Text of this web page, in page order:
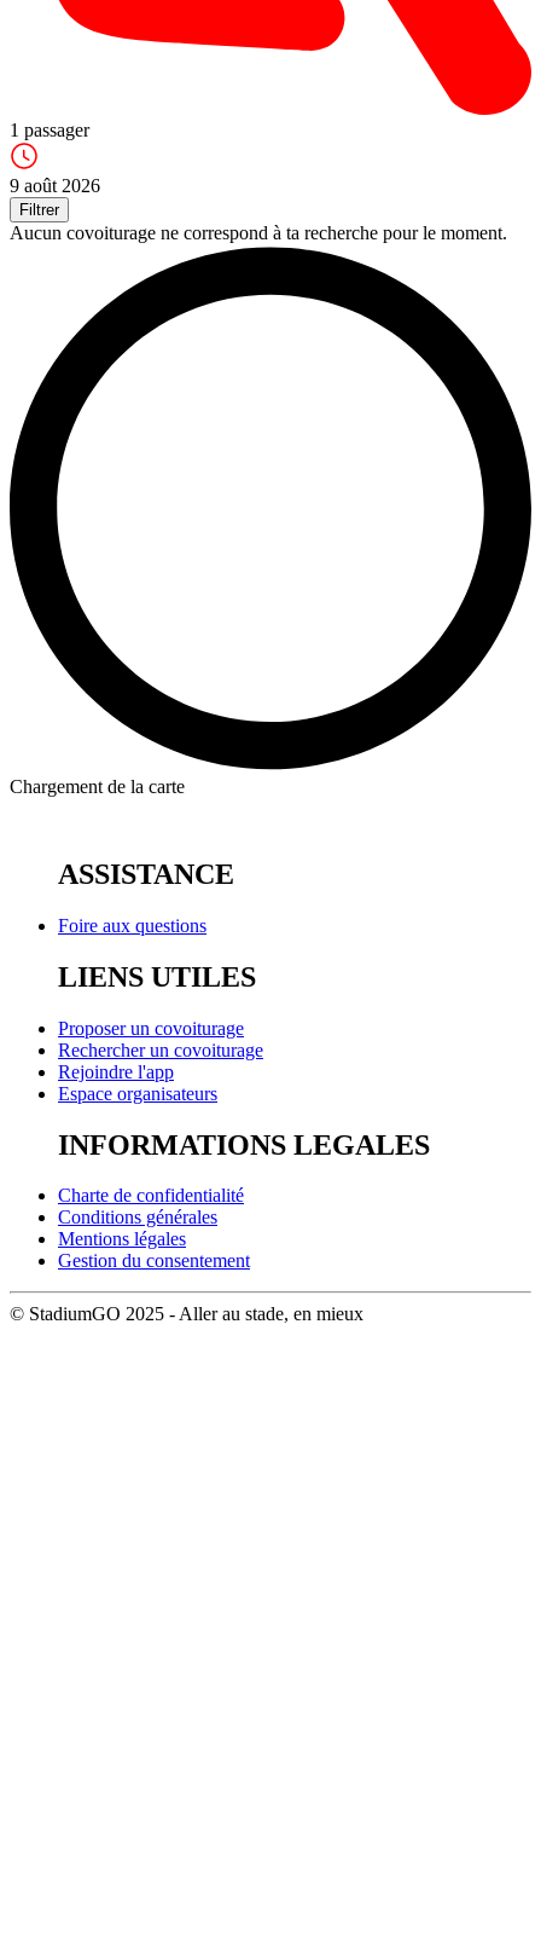
1 passager
9 août 2026
Filtrer
Aucun covoiturage ne correspond à ta recherche pour le moment.
Chargement de la carte
ASSISTANCE
Foire aux questions
LIENS UTILES
Proposer un covoiturage
Rechercher un covoiturage
Rejoindre l'app
Espace organisateurs
INFORMATIONS LEGALES
Charte de confidentialité
Conditions générales
Mentions légales
Gestion du consentement
© StadiumGO 2025 - Aller au stade, en mieux